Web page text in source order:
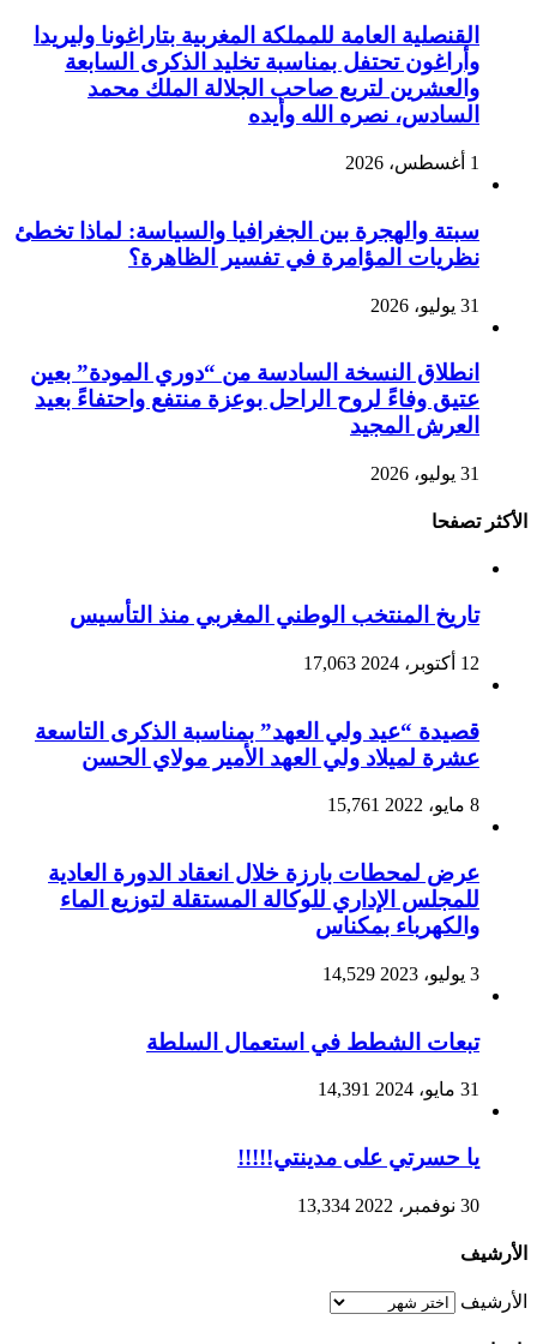
القنصلية العامة للمملكة المغربية بتاراغونا وليريدا
وأراغون تحتفل بمناسبة تخليد الذكرى السابعة
والعشرين لتربع صاحب الجلالة الملك محمد
السادس، نصره الله وأيده
1 أغسطس، 2026
سبتة والهجرة بين الجغرافيا والسياسة: لماذا تخطئ
نظريات المؤامرة في تفسير الظاهرة؟
31 يوليو، 2026
انطلاق النسخة السادسة من “دوري المودة” بعين
عتيق وفاءً لروح الراحل بوعزة منتفع واحتفاءً بعيد
العرش المجيد
31 يوليو، 2026
الأكثر تصفحا
تاريخ المنتخب الوطني المغربي منذ التأسيس
12 أكتوبر، 2024 17,063
قصيدة “عيد ولي العهد” بمناسبة الذكرى التاسعة
عشرة لميلاد ولي العهد الأمير مولاي الحسن
8 مايو، 2022 15,761
عرض لمحطات بارزة خلال انعقاد الدورة العادية
للمجلس الإداري للوكالة المستقلة لتوزيع الماء
والكهرباء بمكناس
3 يوليو، 2023 14,529
تبعات الشطط في استعمال السلطة
31 مايو، 2024 14,391
يا حسرتي على مدينتي!!!!!
30 نوفمبر، 2022 13,334
الأرشيف
الأرشيف